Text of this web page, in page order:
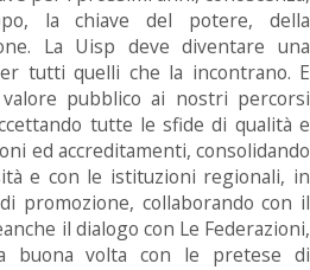
la chiave del potere, della
La Uisp deve diventare una
tutti quelli che la incontrano. E
pubblico ai nostri percorsi
tutte le sfide di qualità e
ed accreditamenti, consolidando
e con le istituzioni regionali, in
promozione, collaborando con il
il dialogo con Le Federazioni,
buona volta con le pretese di